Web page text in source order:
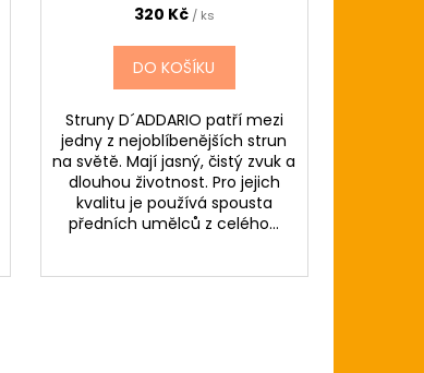
320 Kč / ks
DO KOŠÍKU
Struny D´ADDARIO patří mezi
jedny z nejoblíbenějších strun
na světě. Mají jasný, čistý zvuk a
dlouhou životnost. Pro jejich
kvalitu je používá spousta
předních umělců z celého...